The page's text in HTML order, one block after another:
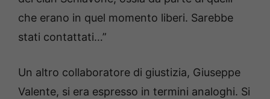
che erano in quel momento liberi. Sarebbe
stati contattati…”
Un altro collaboratore di giustizia, Giuseppe
Valente, si era espresso in termini analoghi. Si